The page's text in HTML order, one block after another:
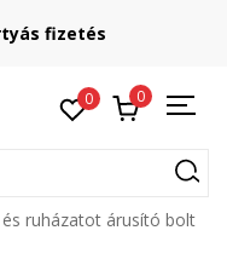
fizetés
0 0
ruházatot árusító bolt